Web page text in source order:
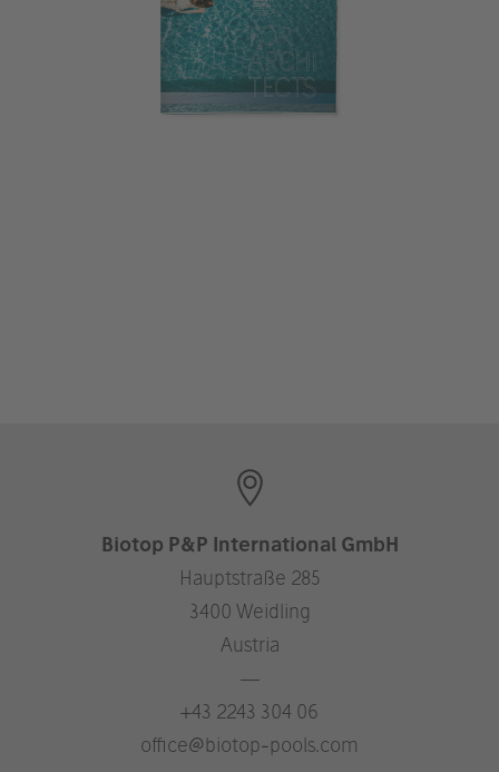
Biotop P&P International GmbH
Hauptstraße 285
3400 Weidling
Austria
—
+43 2243 304 06
office@biotop-pools.com